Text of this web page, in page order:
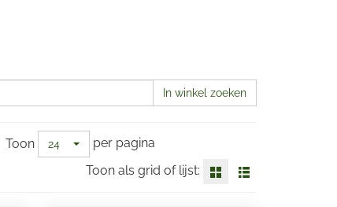
In winkel zoeken
Toon 24
per pagina
Toon als grid of lijst: